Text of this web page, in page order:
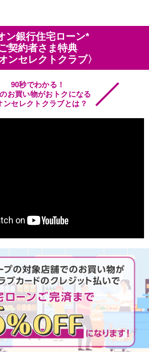
ン銀行住宅ローン*
契約者さま特典
ンセレクトクラブ〉
90秒でわかる！
お買い物がおトクになる
ンセレクトクラブとは？